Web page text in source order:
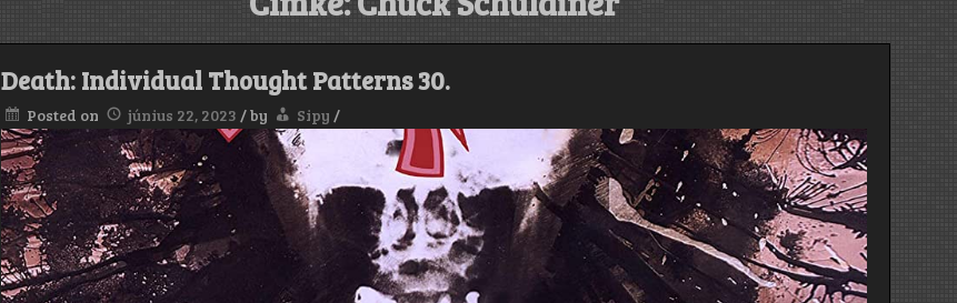
Death: Individual Thought Patterns 30.
Posted on június 22, 2023 /by Sipy /